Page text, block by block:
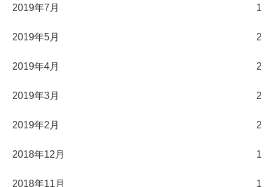
2019年7月 1
2019年5月 2
2019年4月 2
2019年3月 2
2019年2月 2
2018年12月 1
2018年11月 1